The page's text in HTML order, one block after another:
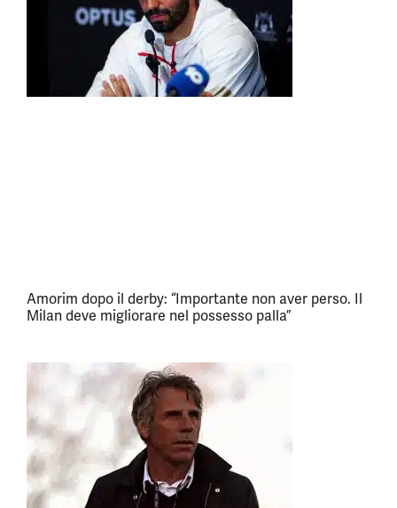
Amorim dopo il derby: “Importante non aver perso. Il
Milan deve migliorare nel possesso palla”